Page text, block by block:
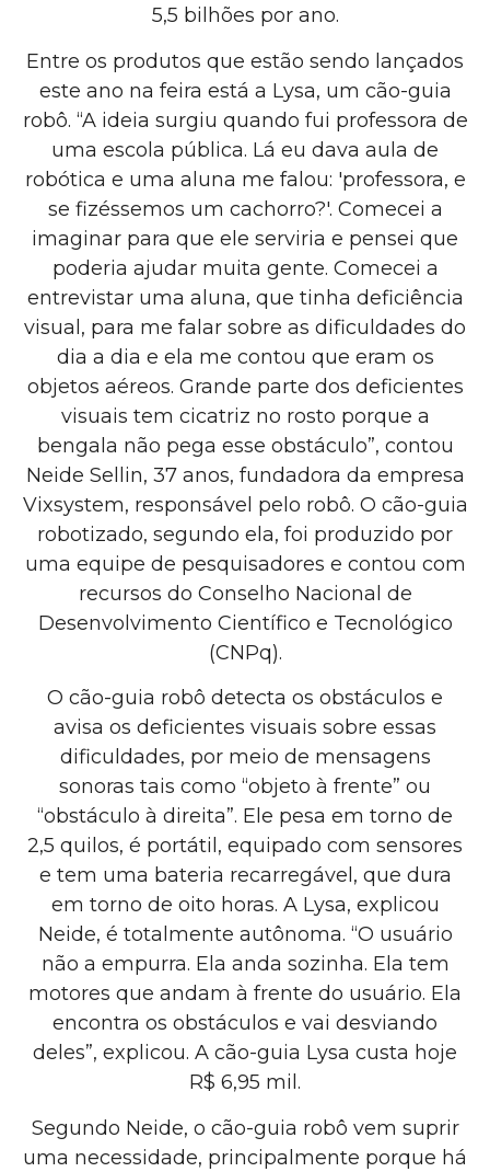
5,5 bilhões por ano.
Entre os produtos que estão sendo lançados
este ano na feira está a Lysa, um cão-guia
robô. “A ideia surgiu quando fui professora de
uma escola pública. Lá eu dava aula de
robótica e uma aluna me falou: 'professora, e
se fizéssemos um cachorro?'. Comecei a
imaginar para que ele serviria e pensei que
poderia ajudar muita gente. Comecei a
entrevistar uma aluna, que tinha deficiência
visual, para me falar sobre as dificuldades do
dia a dia e ela me contou que eram os
objetos aéreos. Grande parte dos deficientes
visuais tem cicatriz no rosto porque a
bengala não pega esse obstáculo”, contou
Neide Sellin, 37 anos, fundadora da empresa
Vixsystem, responsável pelo robô. O cão-guia
robotizado, segundo ela, foi produzido por
uma equipe de pesquisadores e contou com
recursos do Conselho Nacional de
Desenvolvimento Científico e Tecnológico
(CNPq).
O cão-guia robô detecta os obstáculos e
avisa os deficientes visuais sobre essas
dificuldades, por meio de mensagens
sonoras tais como “objeto à frente” ou
“obstáculo à direita”. Ele pesa em torno de
2,5 quilos, é portátil, equipado com sensores
e tem uma bateria recarregável, que dura
em torno de oito horas. A Lysa, explicou
Neide, é totalmente autônoma. “O usuário
não a empurra. Ela anda sozinha. Ela tem
motores que andam à frente do usuário. Ela
encontra os obstáculos e vai desviando
deles”, explicou. A cão-guia Lysa custa hoje
R$ 6,95 mil.
Segundo Neide, o cão-guia robô vem suprir
uma necessidade, principalmente porque há